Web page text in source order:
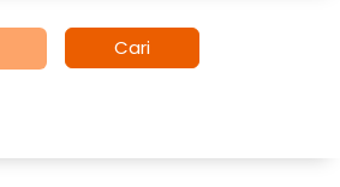
Cari